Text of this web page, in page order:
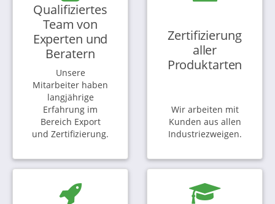
Qualifiziertes
Team von
Experten und
Beratern
Unsere
Mitarbeiter haben
langjährige
Erfahrung im
Bereich Export
und Zertifizierung.
Zertifizierung
aller
Produktarten
Wir arbeiten mit
Kunden aus allen
Industriezweigen.